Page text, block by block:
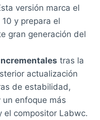
versión marca el
y prepara el
gran generación del
tras la
actualización
de estabilidad,
enfoque más
el compositor Labwc.